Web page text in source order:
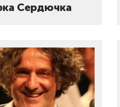
Сердючка